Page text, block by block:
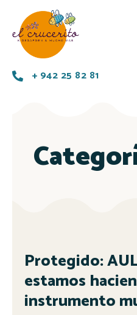
+ 942 25 82 81
Protegido:
estamos
instrumento